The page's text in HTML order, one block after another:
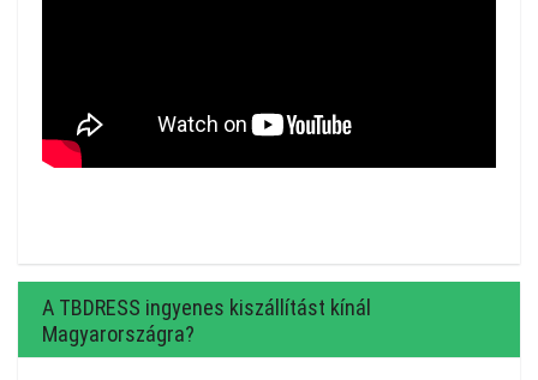
A TBDRESS ingyenes kiszállítást kínál
Magyarországra?